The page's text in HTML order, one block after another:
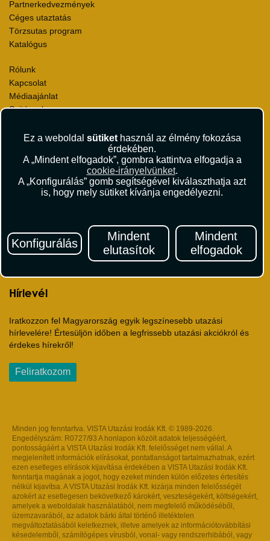
Ez a weboldal sütikethasznál az élmény fokozása
érdekében.
A „Mindent elfogadok”, gombra kattintva elfogadja a
cookie-irányelvünket.
A „Konfigurálás” gomb segítségével kiválaszthatja azt
is, hogy mely sütiket kívánja engedélyezni.
Konfigurálás
Mindent
elutasítok
Mindent
elfogadok
Partnerkedvezmények
Céges utaztatás
Törzsutas program
Katalógus
Rólunk
Kapcsolat
Médiaajánlat
Sajtószoba
Karrier
Elismerések és díjak
Környezettudatosság
Utasbiztosítás Szerződési Feltételek
Repülőjegy Szerződési Feltételek
Adatvédelem
Hírlevél
Iratkozzon fel Magyarország egyik legszínesebb utazási
hírlevelére! Értesüljön időben a legfrissebb utazási akciókról és
érdekes hírekről!
Feliratkozom
Minden jog fenntartva. VISTA Utazási Irodák Kft. © 1989-2026.
Engedélyszám: R0727/93 A honlapon közölt adatok teljességéért,
pontosságáért a VISTA Utazási Irodák Kft. felelősséget nem vállal. A
megjelenített információk elírásokat, pontatlanságot tartalmazhatnak, ezért
ezen esetleges elírások kijavítása érdekében a VISTA Utazási Irodák Kft.
fenntartja magának a jogot, hogy ezeket minden külön előzetes értesítés
nélkül kijavítsa. A VISTA Utazási Irodák Kft. kizárja minden felelősségét
azokért az esetlegesen bekövetkező károkért, veszteségekért, költségekért,
amelyek a weboldalak használatából, nem megfelelő működéséből,
üzemzavarából, az adatok bárki által történő illetéktelen
megváltoztatásából keletkeznek, illetve amelyek az információtovábbítási
késedelemből, számítógépes vírusból, vonal- vagy rendszerhibából, vagy